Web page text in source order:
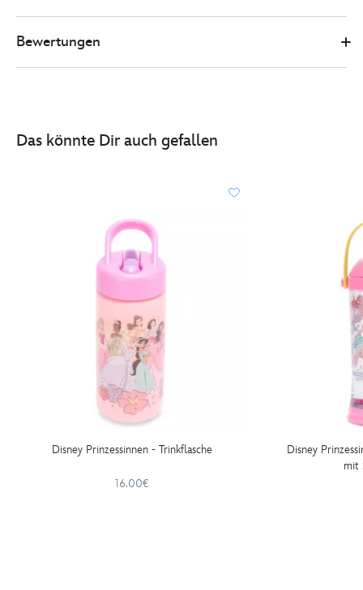
Bewertungen
Das könnte Dir auch gefallen
Disney Prinzessinnen - Trinkflasche
16.00€
Disney
mit